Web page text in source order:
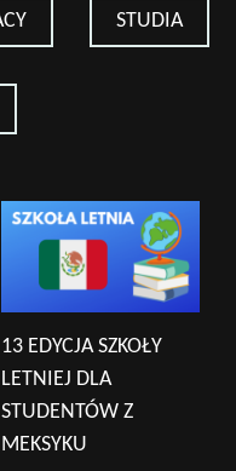
STUDIA
13 EDYCJA SZKOŁY
LETNIEJ DLA
STUDENTÓW Z
MEKSYKU